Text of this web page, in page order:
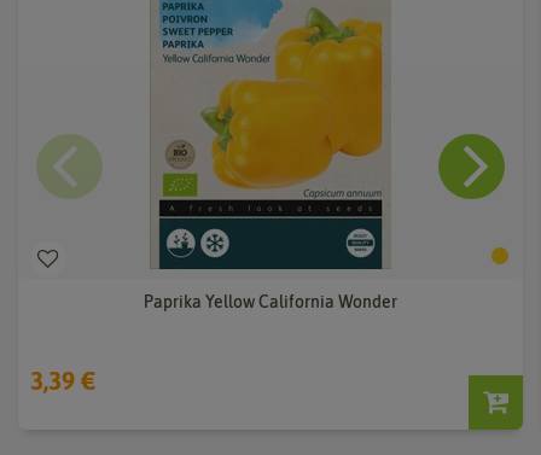
Paprika Yellow California Wonder
3,39 €